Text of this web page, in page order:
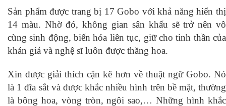
Sản phẩm được trang bị 17 Gobo với khả năng hiển thị
14 màu. Nhờ đó, không gian sân khấu sẽ trở nên vô
cùng sinh động, biến hóa liên tục, giữ cho tinh thần của
khán giả và nghệ sĩ luôn được thăng hoa.
Xin được giải thích cặn kẽ hơn về thuật ngữ Gobo. Nó
là 1 đĩa sắt và được khắc nhiều hình trên bề mặt, thường
là bông hoa, vòng tròn, ngôi sao,… Những hình khắc